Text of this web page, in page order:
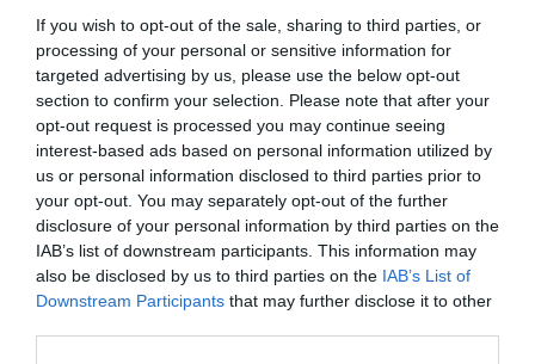
If you wish to opt-out of the sale, sharing to third parties, or
processing of your personal or sensitive information for
targeted advertising by us, please use the below opt-out
section to confirm your selection. Please note that after your
opt-out request is processed you may continue seeing
interest-based ads based on personal information utilized by
us or personal information disclosed to third parties prior to
your opt-out. You may separately opt-out of the further
disclosure of your personal information by third parties on the
IAB’s list of downstream participants. This information may
also be disclosed by us to third parties on the IAB’s List of
Downstream Participants that may further disclose it to other
euros.
Sobre Intelligence 2P
Intelligence 2P es la unidad de estrategia e
inteligencia de mercado de 2Playbook, cuya plataforma
de datos monitoriza en tiempo real el negocio de 60
clubes de LaLiga, Liga F y Primera Rfef; 200 clubes de
ligas europeas; 22 clubes de ACB y Primera FEB y 80
clubes de Euroliga, Eurocup, BCL, Euroliga y Eurocup
La plataforma también contabiliza la asistencia a
música en España, así como más de 23.000 contratos